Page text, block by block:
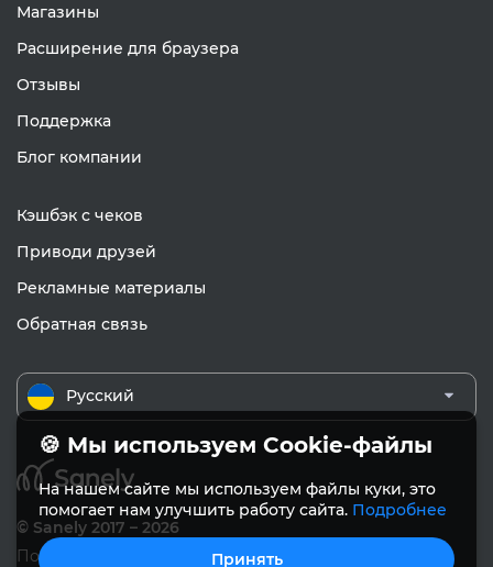
Магазины
Расширение для браузера
Отзывы
Поддержка
Блог компании
Кэшбэк с чеков
Приводи друзей
Рекламные материалы
Обратная связь
Русский
© Sanely 2017 – 2026
Пользовательское соглашение
🍪 Мы используем Cookie-файлы
На нашем сайте мы используем файлы куки, это
помогает нам улучшить работу сайта. Подробнее
Принять